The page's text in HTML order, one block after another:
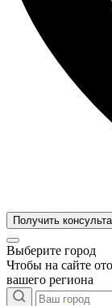
Получить
Выберите город
Чтобы на сайте
вашего региона